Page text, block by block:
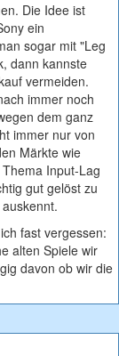
Die Idee ist
ein
sogar mit "Leg
dann kannste
vermeiden.
immer noch
dem ganz
immer nur von
Märkte wie
Input-Lag
gut gelöst zu
fast vergessen:
alten Spiele wir
davon ob wir die